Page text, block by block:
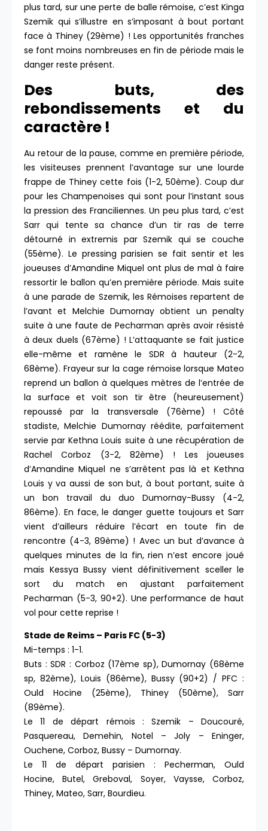
plus tard, sur une perte de balle rémoise, c’est Kinga
Szemik qui s’illustre en s’imposant à bout portant
face à Thiney (29ème) ! Les opportunités franches
se font moins nombreuses en fin de période mais le
danger reste présent.
Des buts, des
rebondissements et du
caractère !
Au retour de la pause, comme en première période,
les visiteuses prennent l’avantage sur une lourde
frappe de Thiney cette fois (1-2, 50ème). Coup dur
pour les Champenoises qui sont pour l’instant sous
la pression des Franciliennes. Un peu plus tard, c’est
Sarr qui tente sa chance d’un tir ras de terre
détourné in extremis par Szemik qui se couche
(55ème). Le pressing parisien se fait sentir et les
joueuses d’Amandine Miquel ont plus de mal à faire
ressortir le ballon qu’en première période. Mais suite
à une parade de Szemik, les Rémoises repartent de
l’avant et Melchie Dumornay obtient un penalty
suite à une faute de Pecharman après avoir résisté
à deux duels (67ème) ! L’attaquante se fait justice
elle-même et ramène le SDR à hauteur (2-2,
68ème). Frayeur sur la cage rémoise lorsque Mateo
reprend un ballon à quelques mètres de l’entrée de
la surface et voit son tir être (heureusement)
repoussé par la transversale (76ème) ! Côté
stadiste, Melchie Dumornay réédite, parfaitement
servie par Kethna Louis suite à une récupération de
Rachel Corboz (3-2, 82ème) ! Les joueuses
d’Amandine Miquel ne s’arrêtent pas là et Kethna
Louis y va aussi de son but, à bout portant, suite à
un bon travail du duo Dumornay-Bussy (4-2,
86ème). En face, le danger guette toujours et Sarr
vient d’ailleurs réduire l’écart en toute fin de
rencontre (4-3, 89ème) ! Avec un but d’avance à
quelques minutes de la fin, rien n’est encore joué
mais Kessya Bussy vient définitivement sceller le
sort du match en ajustant parfaitement
Pecharman (5-3, 90+2). Une performance de haut
vol pour cette reprise !
Stade de Reims – Paris FC (5-3)
Mi-temps : 1-1.
Buts : SDR : Corboz (17ème sp), Dumornay (68ème
sp, 82ème), Louis (86ème), Bussy (90+2) / PFC :
Ould Hocine (25ème), Thiney (50ème), Sarr
(89ème).
Le 11 de départ rémois : Szemik – Doucouré,
Pasquereau, Demehin, Notel – Joly – Eninger,
Ouchene, Corboz, Bussy – Dumornay.
Le 11 de départ parisien : Pecherman, Ould
Hocine, Butel, Greboval, Soyer, Vaysse, Corboz,
Thiney, Mateo, Sarr, Bourdieu.